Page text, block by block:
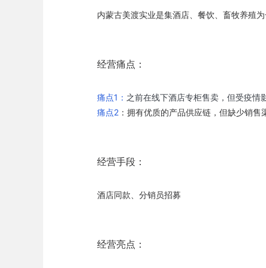
内蒙古美渡实业是集酒店、餐饮、畜牧养殖
经营痛点：
痛点1： 之前在线下酒店专柜售卖，但受疫情
痛点2 ：拥有优质的产品供应链，但缺少销售
经营手段：
酒店同款、分销员招募
经营亮点：